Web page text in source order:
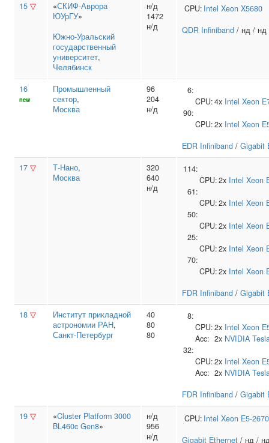
15 ▽ «СКИФ-Аврора
ЮУрГУ»
Южно‑Уральский
государственный
университет,
Челябинск
н/д
1472
н/д
CPU: Intel Xeon X5680
QDR Infiniband / нд / нд
16
new
Промышленный
сектор,
Москва
96
204
н/д
6:
CPU:4x Intel Xeon
90:
CPU:2x Intel Xeon
EDR Infiniband / Gigabit
17 ▽ Т‑Нано,
Москва
320
640
н/д
114:
CPU:2x Intel Xeon
61:
CPU:2x Intel Xeon
50:
CPU:2x Intel Xeon
25:
CPU:2x Intel Xeon
70:
CPU:2x Intel Xeon
FDR Infiniband / Gigabit
18 ▽
Институт прикладной
астрономии РАН,
Санкт-Петербург
40
80
80
8:
CPU:2x Intel Xeon
Acc: 2x NVIDIA
32:
CPU:2x Intel Xeon
Acc: 2x NVIDIA
FDR Infiniband / Gigabit
19 ▽ «Cluster Platform 3000
BL460c Gen8»
н/д
956
н/д
CPU: Intel Xeon E5-2670
Gigabit Ethernet / нд /